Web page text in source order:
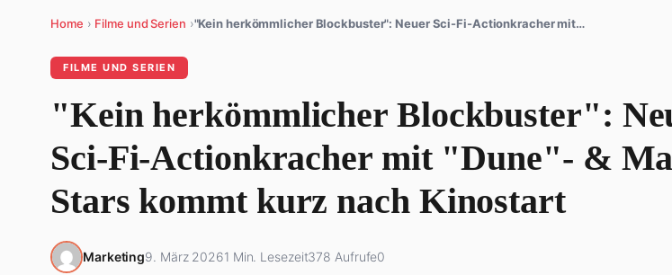
Home › Filme und Serien ›"Kein herkömmlicher Blockbuster": Neuer Sci-Fi-Actionkracher mit…
FILME UND SERIEN
"Kein herkömmlicher Blockbuster":
Sci-Fi-Actionkracher mit "Dune"- &
Stars kommt kurz nach Kinostart
Marketing9. März 20261 Min. Lesezeit378 Aufrufe0